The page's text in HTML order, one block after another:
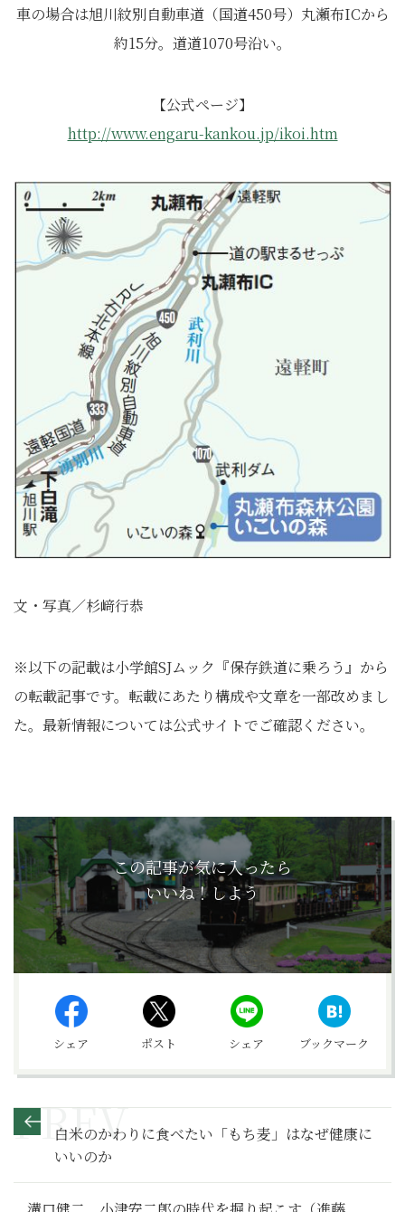
車の場合は旭川紋別自動車道（国道450号）丸瀬布ICから
約15分。道道1070号沿い。
【公式ページ】
http://www.engaru-kankou.jp/ikoi.htm
文・写真／杉﨑行恭
※以下の記載は小学館SJムック『保存鉄道に乗ろう』から
の転載記事です。転載にあたり構成や文章を一部改めまし
た。最新情報については公式サイトでご確認ください。
この記事が気に入ったら
いいね！しよう
シェア ポスト シェア ブックマーク
白米のかわりに食べたい「もち麦」はなぜ健康に
いいのか